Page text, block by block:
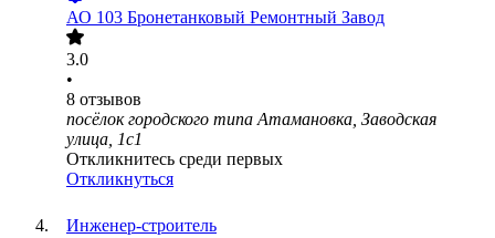
АО 103 Бронетанковый Ремонтный Завод
3.0
•
8 отзывов
посёлок городского типа Атамановка, Заводская
улица, 1с1
Откликнитесь среди первых
Откликнуться
Инженер-строитель